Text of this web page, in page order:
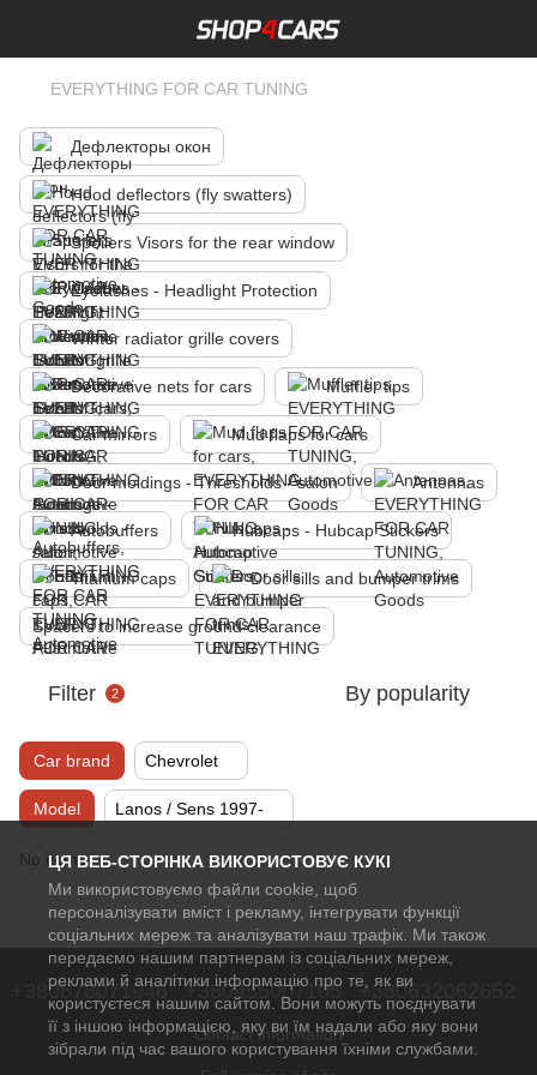
ЦЯ ВЕБ-СТОРІНКА ВИКОРИСТОВУЄ КУКІ
Ми використовуємо файли cookie, щоб
персоналізувати вміст і рекламу, інтегрувати функції
соціальних мереж та аналізувати наш трафік. Ми також
передаємо нашим партнерам із соціальних мереж,
реклами й аналітики інформацію про те, як ви
користуєтеся нашим сайтом. Вони можуть поєднувати
її з іншою інформацією, яку ви їм надали або яку вони
зібрали під час вашого користування їхніми службами.
EVERYTHING FOR CAR TUNING
Дефлекторы окон
Hood deflectors (fly swatters)
Spoilers Visors for the rear window
Eyelashes - Headlight Protection
Winter radiator grille covers
Decorative nets for cars Muffler tips
Car mirrors Mud flaps for cars
Door moldings - Thresholds - salon Antennas
Autobuffers Hubcaps - Hubcap Stickers
Titanium caps Door sills and bumper trims
Spacers to increase ground clearance
Filter 2 By popularity
Car brand Chevrolet
Model Lanos / Sens 1997-
No items
+380678071946 +380955007105 +380632062652
Contact information